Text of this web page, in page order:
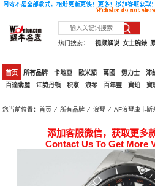
热门搜索： 女士腕錶
视频解说
首页 所有品牌 卡地亞 歐米茄 萬國 勞力士 沛
百達翡麗
江詩丹頓 积家 浪琴 百年靈 寶珀 寶
您当前位置：首页 ⁄所有品牌 ⁄浪琴 ⁄ AF浪琴康卡斯
添加客服微信，获取更多
Contact Us To Get More